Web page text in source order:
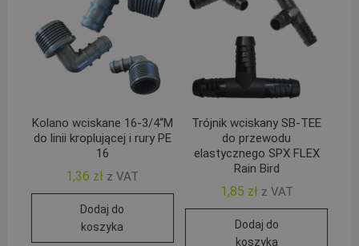
Kolano wciskane 16-3/4“M
do linii kroplującej i rury PE
16
1,36 zł z VAT
Dodaj do
koszyka
Trójnik wciskany SB-TEE
do przewodu
elastycznego SPX FLEX
Rain Bird
1,85 zł z VAT
Dodaj do
koszyka